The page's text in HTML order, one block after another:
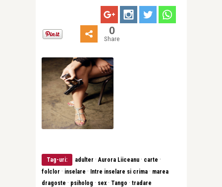
0
Share
Tag-uri: adulter · Aurora Liiceanu · carte ·
folclor · inselare · Intre inselare si crima · marea
dragoste · psiholog · sex · Tango · tradare